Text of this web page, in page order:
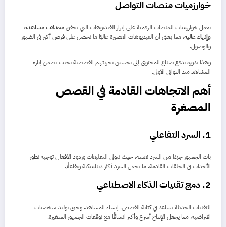
خوارزميات منصات التواصل
تعمل خوارزميات المنصات الرقمية على إبراز الفيديوهات التي تحققمعدلات مشاهدة
وإنهاء عالية، مما يعني أن الفيديوهات القصيرة غالبًا ما تحصل على فرص أكبر في الظهور
والوصول.
وهذا بدوره يدفع صناع المحتوى إلى تحسين تجربتهم القصصية بحيث تضمن إثارة
المشاهد منذ الثواني الأولى.
أهم الاتجاهات القادمة في القصص
المصغرة
1. السرد التفاعلي
بات الجمهور جزءًا من السرد نفسه، حيث تتولى التعليقات وردود الأفعال توجيه تطور
الأحداث في الحلقات القادمة، ما يجعل السرد أكثر ديناميكية وتفاعلًا.
2. دمج تقنيات الذكاء الاصطناعي
التقنيات الحديثة تساعد في كتابة القصص، إنشاء المشاهد، وحتى توليد شخصيات
افتراضية، مما يجعل الإنتاج أسرع وأكثر اتساقًا مع توقعات الجمهور المتغيرة.